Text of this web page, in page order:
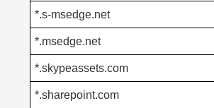
*.s-msedge.net
*.msedge.net
*.skypeassets.com
*.sharepoint.com